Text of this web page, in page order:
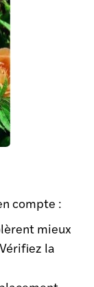
compte :
mieux
la